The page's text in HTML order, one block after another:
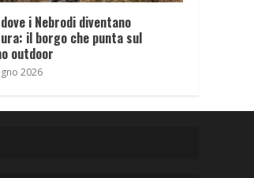
i Nebrodi diventano
il borgo che punta sul
outdoor
2026